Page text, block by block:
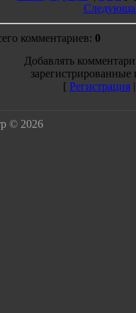
комментариев: 0
Добавлять
зарегистрированные
[ Регистрация
© 2026